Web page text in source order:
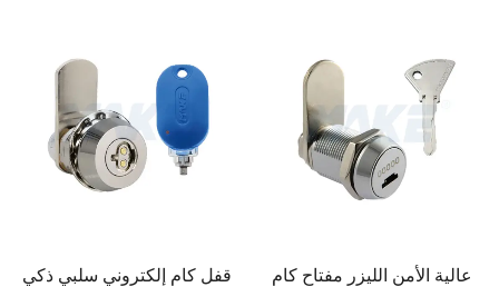
قفل كام إلكتروني سلبي ذكي
عالية الأمن الليزر مفتاح كام